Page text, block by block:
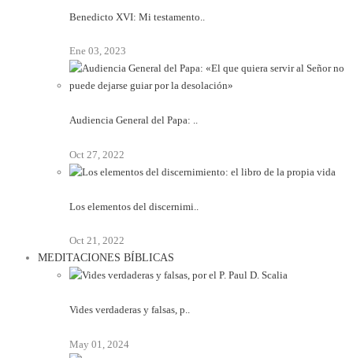
Benedicto XVI: Mi testamento..
Ene 03, 2023
Audiencia General del Papa: ..
Oct 27, 2022
Los elementos del discernimi..
Oct 21, 2022
MEDITACIONES BÍBLICAS
Vides verdaderas y falsas, p..
May 01, 2024